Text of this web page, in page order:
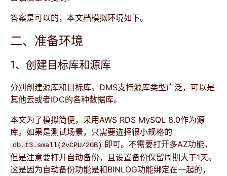
答案是可以的，本文档模拟环境如下。
二、准备环境
1、创建目标库和源库
分别创建源库和目标库。DMS支持源库类型广泛，可以是
其他云或者IDC的各种数据库。
本文为了模拟简便，采用AWS RDS MySQL 8.0作为源
库。如果是测试场景，只需要选择很小规格的
db.t3.small(2vCPU/2GB) 即可。不需要打开多AZ功能，
但是注意要打开自动备份，且设置备份保留周期大于1天。
这是因为自动备份功能是和BINLOG功能绑定在一起的，